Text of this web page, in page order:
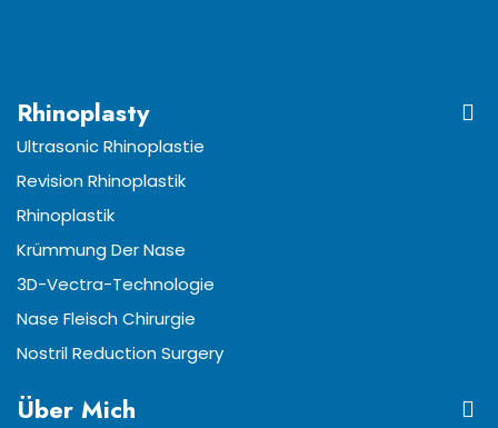
Rhinoplasty
Ultrasonic Rhinoplastie
Revision Rhinoplastik
Rhinoplastik
Krümmung Der Nase
3D-Vectra-Technologie
Nase Fleisch Chirurgie
Nostril Reduction Surgery
Über Mich